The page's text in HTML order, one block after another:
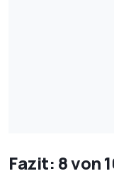
Fazit: 8 von